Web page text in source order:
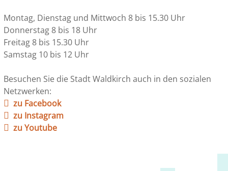
Montag, Dienstag und Mittwoch 8 bis 15.30 Uhr
Donnerstag 8 bis 18 Uhr
Freitag 8 bis 15.30 Uhr
Samstag 10 bis 12 Uhr
Besuchen Sie die Stadt Waldkirch auch in den sozialen
Netzwerken:
zu Facebook
zu Instagram
zu Youtube